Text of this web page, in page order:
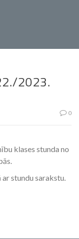
2023.
0
klases stunda no
stundu sarakstu.